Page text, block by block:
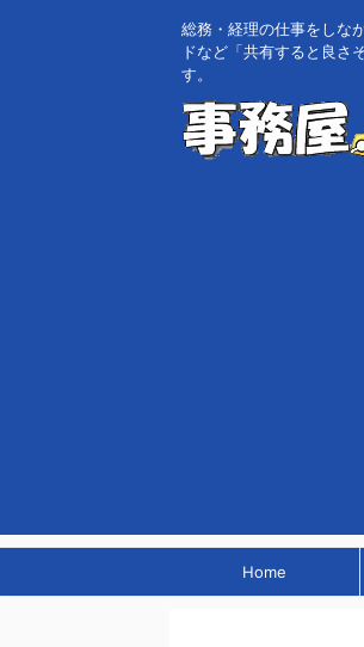
総務・経理の仕事をしな
ドなど「共有すると良さ
す。
Home